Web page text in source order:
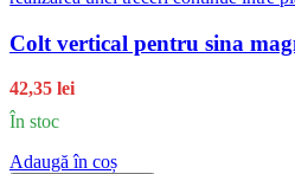
Colt vertical pentru sina
42,35 lei
În stoc
Adaugă în coș